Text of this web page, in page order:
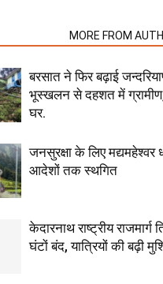
MORE FROM
बरसात ने फिर बढ़ाई
भूस्खलन से दहशत में ग्रामीण,
घर.
जनसुरक्षा के लिए मद्यमहेश्वर
आदेशों तक स्थगित
केदारनाथ राष्ट्रीय
घंटों बंद, यात्रियों की बढ़ी